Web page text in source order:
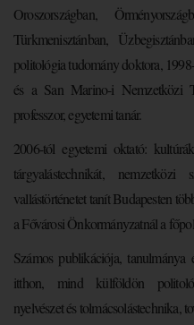
Oroszországban,
Türkmenisztánban,
politológia tudomány doktora,
és a San Marino-i Nemzetközi
professzor, egyetemi tanár.
2006-tól egyetemi oktató:
tárgyalástechnikát, nemzetközi
vallástörténetet tanít Budapesten
a Fővárosi Önkormányzatnál a
Számos publikációja,
itthon, mind külföldön
nyelvészet és tolmácsolástechnika,